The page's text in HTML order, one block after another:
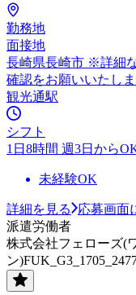
勤務地
面接地
長崎県長崎市 ※詳細
確認をお願いいたしま
観光通駅
シフト
1日8時間 週3日から
未経験OK
詳細を見る
応募画面
派遣労働者
株式会社フェローズ(
ン